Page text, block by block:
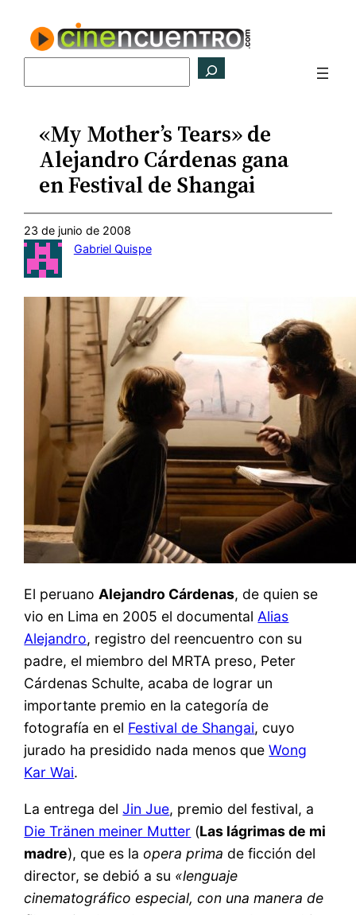
contenido
«My Mother’s Tears» de
Alejandro Cárdenas gana
en Festival de Shangai
23 de junio de 2008
Gabriel Quispe
El peruano Alejandro Cárdenas, de quien se
vio en Lima en 2005 el documental Alias
Alejandro, registro del reencuentro con su
padre, el miembro del MRTA preso, Peter
Cárdenas Schulte, acaba de lograr un
importante premio en la categoría de
fotografía en el Festival de Shangai, cuyo
jurado ha presidido nada menos queWong
Kar Wai.
La entrega delJin Jue, premio del festival, a
Die Tränen meiner Mutter (Las lágrimas de mi
madre), que es laopera prima de ficción del
director, se debió a su «lenguaje
cinematográfico especial, con una manera de